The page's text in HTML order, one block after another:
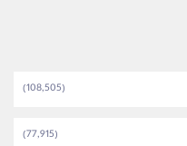
(108,505)
(77,915)